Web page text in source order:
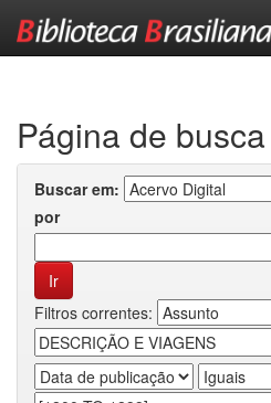
Página de busca
Buscar em:
por
Filtros correntes: